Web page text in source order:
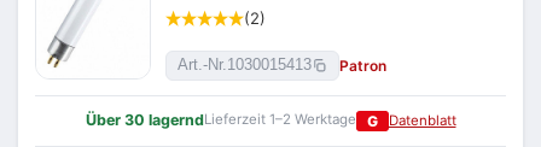
(2)
Art.-Nr.1030015413 Patron
Über 30 lagerndLieferzeit 1–2 Werktage G Datenblatt